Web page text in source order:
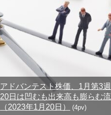
アドバンテスト株価、1月第3週
20日は凹むも出来高も膨らむ流
（2023年1月20日）
(4pv)